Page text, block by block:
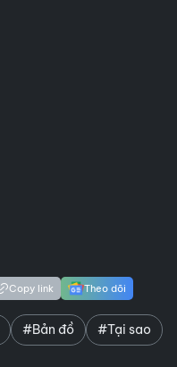
Copy link Theo dõi
#Bản đồ #Tại sao